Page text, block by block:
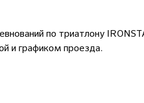
по триатлону
и графиком проезда.